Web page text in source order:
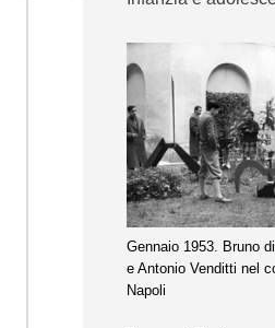
Gennaio 1953. Bruno
e Antonio Venditti nel
Napoli